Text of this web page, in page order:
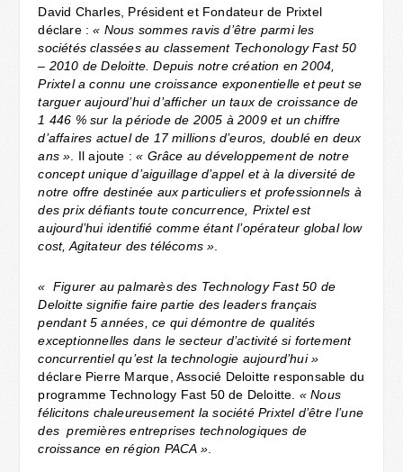
David Charles, Président et Fondateur de Prixtel
déclare :« Nous sommes ravis d’être parmi les
sociétés classées au classement Techonology Fast 50
– 2010 de Deloitte. Depuis notre création en 2004,
Prixtel a connu une croissance exponentielle et peut se
targuer aujourd’hui d’afficher un taux de croissance de
1 446 % sur la période de 2005 à 2009 et un chiffre
d’affaires actuel de 17 millions d’euros, doublé en deux
ans » . Il ajoute :« Grâce au développement de notre
concept unique d’aiguillage d’appel et à la diversité de
notre offre destinée aux particuliers et professionnels à
des prix défiants toute concurrence, Prixtel est
aujourd’hui identifié comme étant l’opérateur global low
cost, Agitateur des télécoms »
« Figurer au palmarès des Technology Fast 50 de
Deloitte signifie faire partie des leaders français
pendant 5 années, ce qui démontre de qualités
exceptionnelles dans le secteur d’activité si fortement
concurrentiel qu’est la technologie aujourd’hui »
déclare Pierre Marque, Associé Deloitte responsable du
programme Technology Fast 50 de Deloitte. « Nous
félicitons chaleureusement la société Prixtel d’être l’une
des premières entreprises technologiques de
croissance en région PACA ».